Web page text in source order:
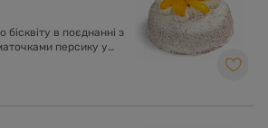
бісквіту в поєднанні з
персику у
шматочками